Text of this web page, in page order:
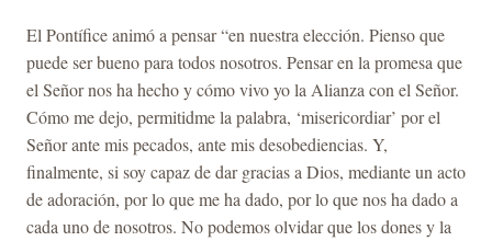
El Pontífice animó a pensar “en nuestra elección. Pienso que
puede ser bueno para todos nosotros. Pensar en la promesa que
el Señor nos ha hecho y cómo vivo yo la Alianza con el Señor.
Cómo me dejo, permitidme la palabra, ‘misericordiar’ por el
Señor ante mis pecados, ante mis desobediencias. Y,
finalmente, si soy capaz de dar gracias a Dios, mediante un acto
de adoración, por lo que me ha dado, por lo que nos ha dado a
cada uno de nosotros. No podemos olvidar que los dones y la